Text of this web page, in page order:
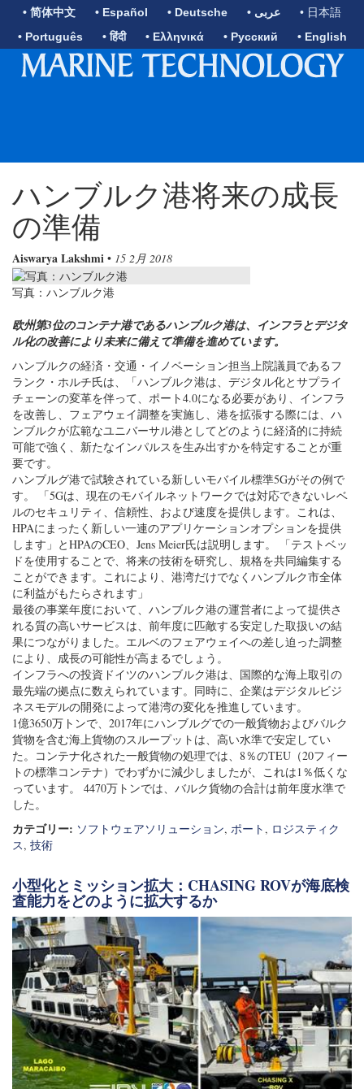
• 简体中文 • Español • Deutsche • عربى
• 日本語
• Português
• हिंदी • Ελληνικά • Русский • English
ハンブルク港将来の成長
の準備
Aiswarya Lakshmi • 15 2月 2018
写真：ハンブルク港
欧州第3位のコンテナ港であるハンブルク港は、インフラとデジタ
ル化の改善により未来に備えて準備を進めています。
ハンブルクの経済・交通・イノベーション担当上院議員であるフ
ランク・ホルチ氏は、「ハンブルク港は、デジタル化とサプライ
チェーンの変革を伴って、ポート4.0になる必要があり、インフラ
を改善し、フェアウェイ調整を実施し、港を拡張する際には、ハ
ンブルクが広範なユニバーサル港としてどのように経済的に持続
可能で強く、新たなインパルスを生み出すかを特定することが重
要です。
ハンブルグ港で試験されている新しいモバイル標準5Gがその例で
す。 「5Gは、現在のモバイルネットワークでは対応できないレベ
ルのセキュリティ、信頼性、および速度を提供します。これは、
HPAにまったく新しい一連のアプリケーションオプションを提供
します」とHPAのCEO、Jens Meier氏は説明します。 「テストベッ
ドを使用することで、将来の技術を研究し、規格を共同編集する
ことができます。これにより、港湾だけでなくハンブルク市全体
に利益がもたらされます」
最後の事業年度において、ハンブルク港の運営者によって提供さ
れる質の高いサービスは、前年度に匹敵する安定した取扱いの結
果につながりました。エルベのフェアウェイへの差し迫った調整
により、成長の可能性が高まるでしょう。
インフラへの投資ドイツのハンブルク港は、国際的な海上取引の
最先端の拠点に数えられています。同時に、企業はデジタルビジ
ネスモデルの開発によって港湾の変化を推進しています。
1億3650万トンで、2017年にハンブルグでの一般貨物およびバルク
貨物を含む海上貨物のスループットは、高い水準で安定してい
た。コンテナ化された一般貨物の処理では、8％のTEU（20フィー
トの標準コンテナ）でわずかに減少しましたが、これは1％低くな
っています。 4470万トンでは、バルク貨物の合計は前年度水準で
した。
カテゴリー: ソフトウェアソリューション, ポート , ロジスティク
ス, 技術
小型化とミッション拡大：CHASING ROVが海底検
査能力をどのように拡大するか